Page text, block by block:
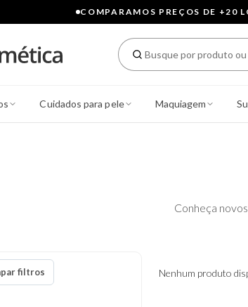
COMPARAMOS PREÇOS DE +20
Cuidados para pele Maquiagem
Conheça
filtros Nenhum produto